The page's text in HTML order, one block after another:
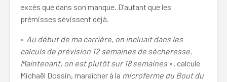
excès que dans son manque. D’autant que les
prémisses sévissent déjà.
« Au début de ma carrière, on incluait dans les
calculs de prévision 12 semaines de sécheresse.
Maintenant, on est plutôt sur 18 semaines », calcule
Michaël Dossin, maraîcher à la microferme du Bout du